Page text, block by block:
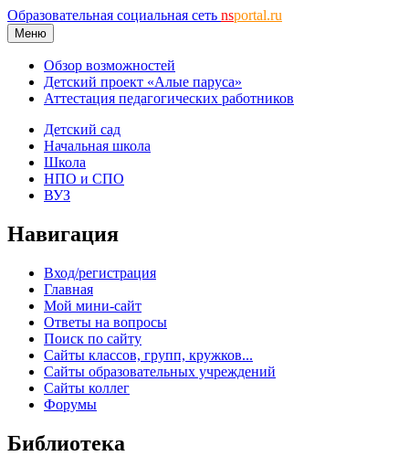
Образовательная социальная сеть nsportal.ru
Меню
Обзор возможностей
Детский проект «Алые паруса»
Аттестация педагогических работников
Детский сад
Начальная школа
Школа
НПО и СПО
ВУЗ
Навигация
Вход/регистрация
Главная
Мой мини-сайт
Ответы на вопросы
Поиск по сайту
Сайты классов, групп, кружков...
Сайты образовательных учреждений
Сайты коллег
Форумы
Библиотека